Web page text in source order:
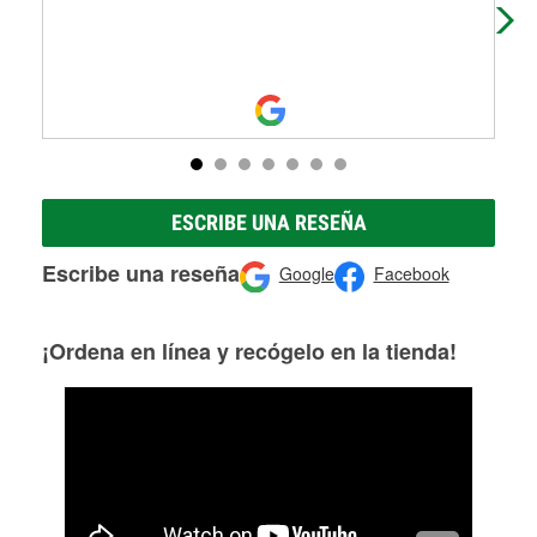
ESCRIBE UNA RESEÑA
Escribe una reseña Google Facebook
¡Ordena en línea y recógelo en la tienda!